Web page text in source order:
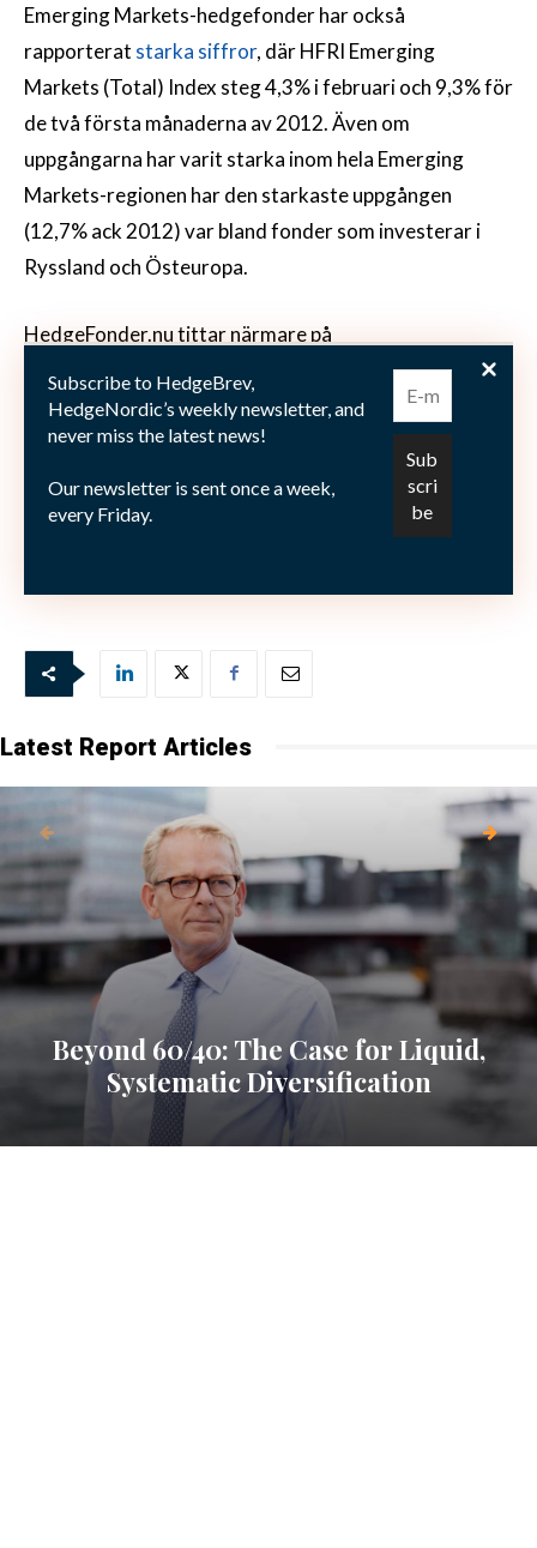
Emerging Markets-hedgefonder har också
rapporterat starka siffror, där HFRI Emerging
Markets (Total) Index steg 4,3% i februari och 9,3% för
de två första månaderna av 2012. Även om
uppgångarna har varit starka inom hela Emerging
Markets-regionen har den starkaste uppgången
(12,7% ack 2012) var bland fonder som investerar i
Ryssland och Östeuropa.
HedgeFonder.nu tittar närmare på
specialtema som startade 19
mars.
Bild: (C) shutterstock-argus
Subscribe to HedgeBrev,
HedgeNordic’s weekly newsletter, and
never miss the latest news!
Our newsletter is sent once a week,
every Friday.
Latest Report Articles
Beyond 60/40: The Case for Liquid,
Systematic Diversification